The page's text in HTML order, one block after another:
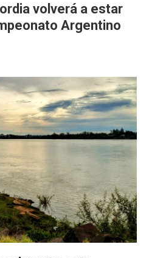
volverá a estar
Argentino